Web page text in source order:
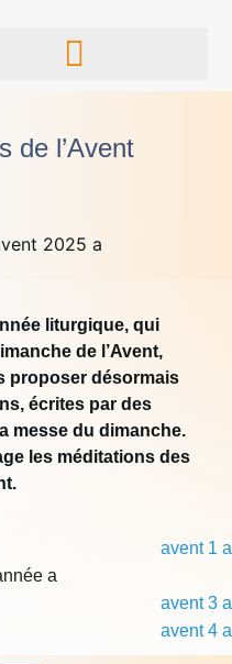
de l’Avent
liturgique, qui
de l’Avent,
proposer désormais
écrites par des
messe du dimanche.
les méditations des